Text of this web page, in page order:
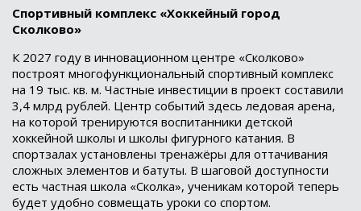
Спортивный комплекс «Хоккейный город
Сколково»
К 2027 году в инновационном центре «Сколково»
построят многофункциональный спортивный комплекс
на 19 тыс. кв. м. Частные инвестиции в проект составили
3,4 млрд рублей. Центр событий здесь ледовая арена,
на которой тренируются воспитанники детской
хоккейной школы и школы фигурного катания. В
спортзалах установлены тренажёры для оттачивания
сложных элементов и батуты. В шаговой доступности
есть частная школа «Сколка», ученикам которой теперь
будет удобно совмещать уроки со спортом.